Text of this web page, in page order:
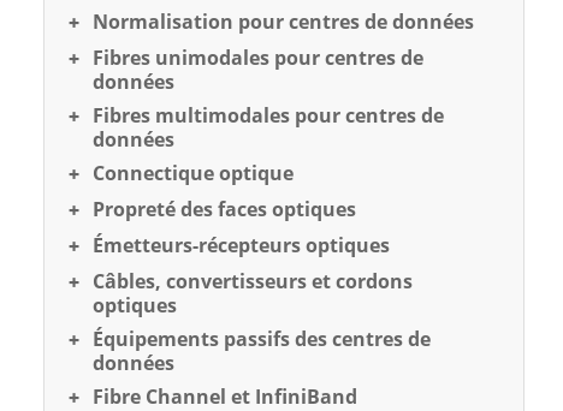
Normalisation pour centres de données
Fibres unimodales pour centres de
données
Fibres multimodales pour centres de
données
Connectique optique
Propreté des faces optiques
Émetteurs-récepteurs optiques
Câbles, convertisseurs et cordons
optiques
Équipements passifs des centres de
données
Fibre Channel et InfiniBand